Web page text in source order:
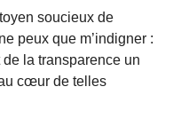
soucieux de
peux que m’indigner :
la transparence un
cœur de telles